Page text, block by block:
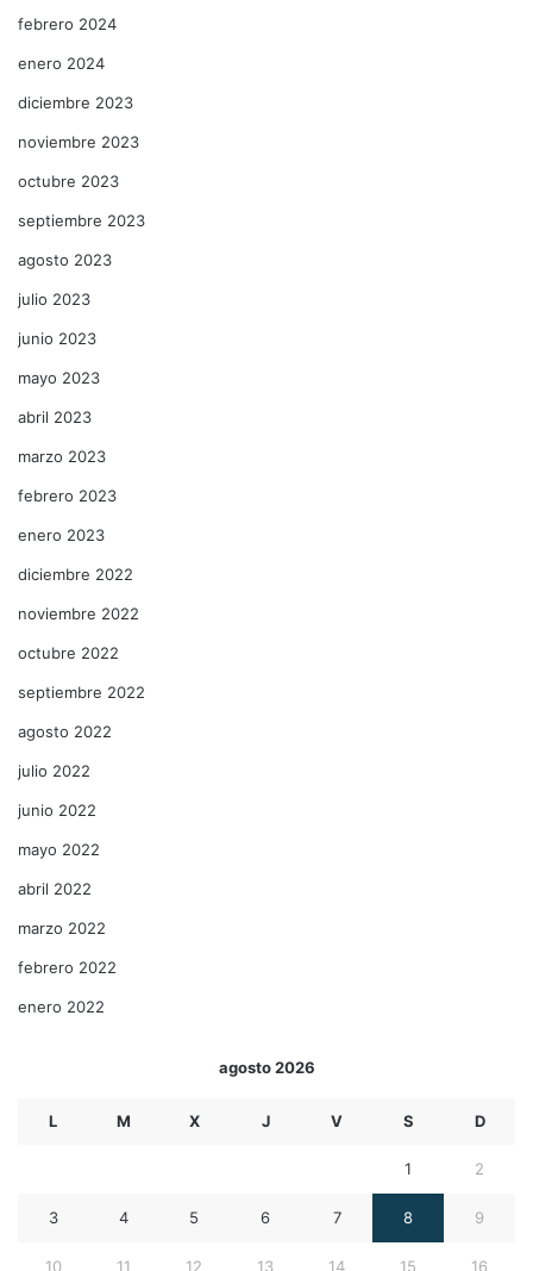
febrero 2024
enero 2024
diciembre 2023
noviembre 2023
octubre 2023
septiembre 2023
agosto 2023
julio 2023
junio 2023
mayo 2023
abril 2023
marzo 2023
febrero 2023
enero 2023
diciembre 2022
noviembre 2022
octubre 2022
septiembre 2022
agosto 2022
julio 2022
junio 2022
mayo 2022
abril 2022
marzo 2022
febrero 2022
enero 2022
agosto 2026
L M X J V S D
1 2
3 4 5 6 7 8 9
10 11 12 13 14 15 16